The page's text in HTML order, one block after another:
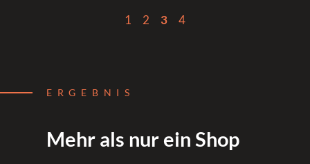
1 2 3 4
ERGEBNIS
Mehr als nur ein Shop